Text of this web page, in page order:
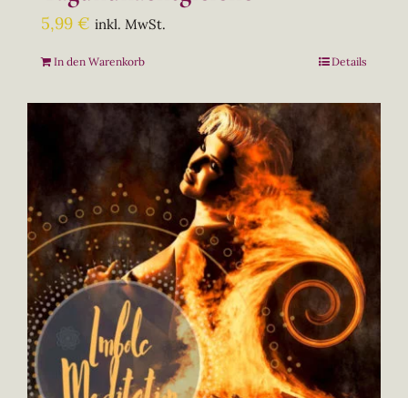
5,99 € inkl. MwSt.
In den Warenkorb Details